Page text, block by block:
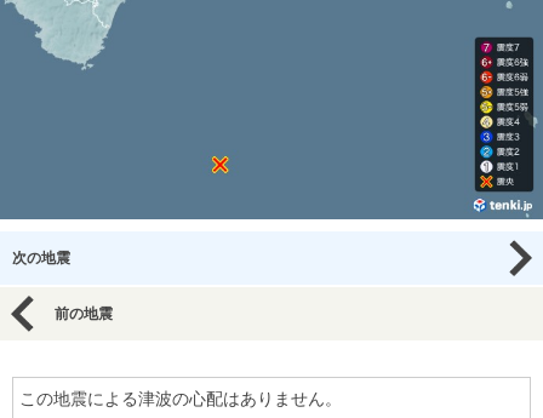
次の地震
前の地震
この地震による津波の心配はありません。